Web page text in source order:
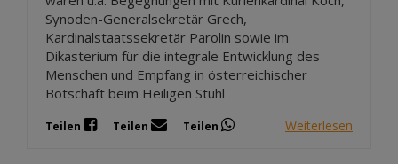
Synoden-Generalsekretär Grech,
Kardinalstaatssekretär Parolin sowie im
Dikasterium für die integrale Entwicklung des
Menschen und Empfang in österreichischer
Botschaft beim Heiligen Stuhl
Teilen Teilen Teilen Weiterlesen